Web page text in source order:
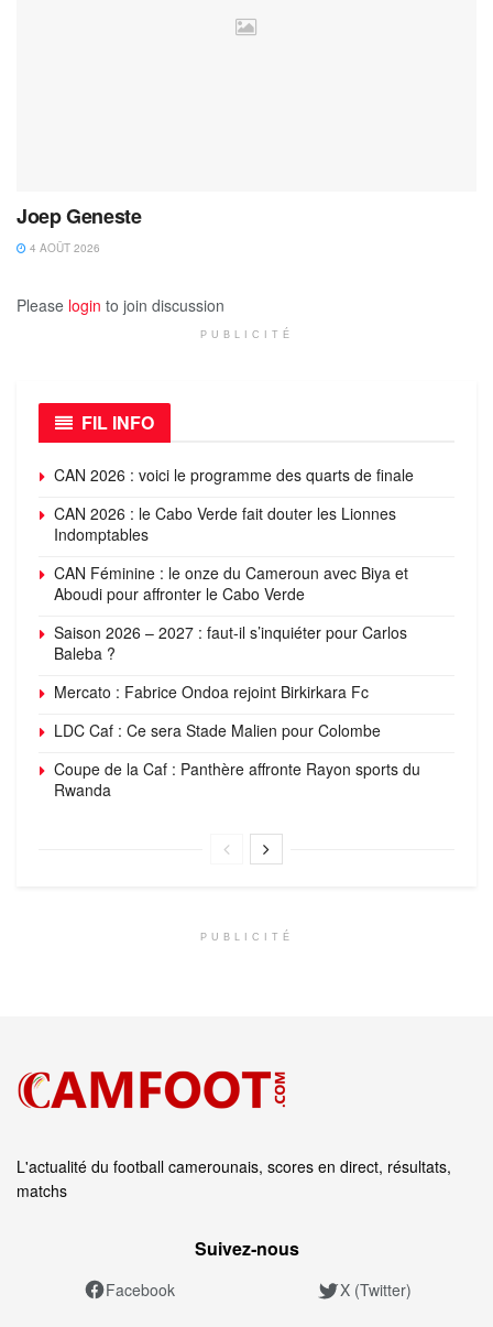
Joep Geneste
4 AOÛT 2026
Please login to join discussion
PUBLICITÉ
FIL INFO
CAN 2026 : voici le programme des quarts de finale
CAN 2026 : le Cabo Verde fait douter les Lionnes
Indomptables
CAN Féminine : le onze du Cameroun avec Biya et
Aboudi pour affronter le Cabo Verde
Saison 2026 – 2027 : faut-il s’inquiéter pour Carlos
Baleba ?
Mercato : Fabrice Ondoa rejoint Birkirkara Fc
LDC Caf : Ce sera Stade Malien pour Colombe
Coupe de la Caf : Panthère affronte Rayon sports du
Rwanda
PUBLICITÉ
L'actualité du football camerounais, scores en direct, résultats,
matchs
Suivez‑nous
Facebook X (Twitter)